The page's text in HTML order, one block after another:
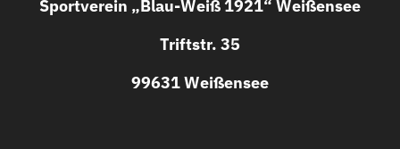
Sportverein „Blau-Weiß 1921“ Weißensee
Triftstr. 35
99631 Weißensee